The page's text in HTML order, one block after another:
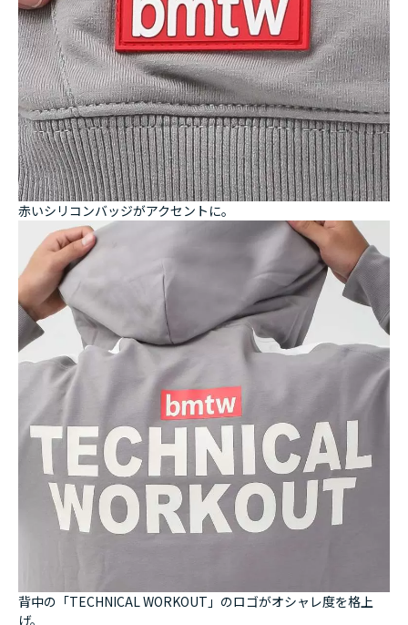
赤いシリコンバッジがアクセントに。
背中の「TECHNICAL WORKOUT」のロゴがオシャレ度を格上
げ。